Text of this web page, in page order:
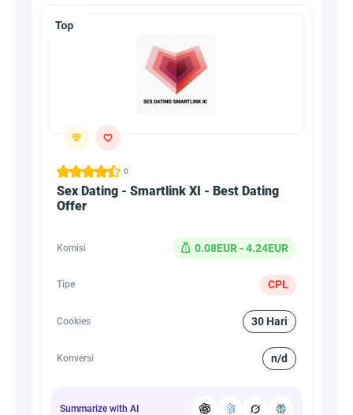
0
Sex Dating - Smartlink XI - Best Dating
Offer
Komisi 0.08EUR - 4.24EUR
Tipe CPL
Cookies 30 Hari
Konversi n/d
Summarize with AI